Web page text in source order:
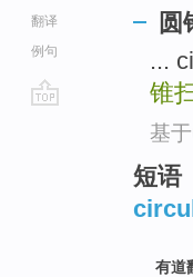
翻译
例句
圆
...
锥
基
短语
有道